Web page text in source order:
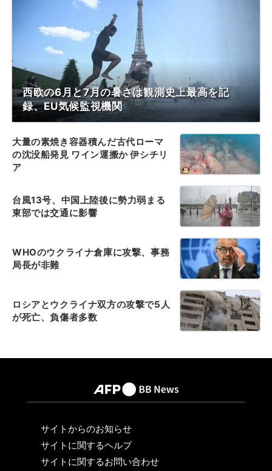
西欧の6月と7月の暑さは観測史上最高を記
録、EU気候監視機関
大量の素焼き容器積んだ古代ローマ
の沈没船発見 ワイン運搬か 伊シチリ
ア
台風13号、中国上陸後に勢力弱まる
東部では交通に影響
WHOのウクライナ倉庫に攻撃、事務
局長が非難
ロシアとウクライナ双方の攻撃で5人
が死亡、負傷者多数
サイトからのお知らせ
サイトに関するヘルプ
サイトに関するお問い合わせ